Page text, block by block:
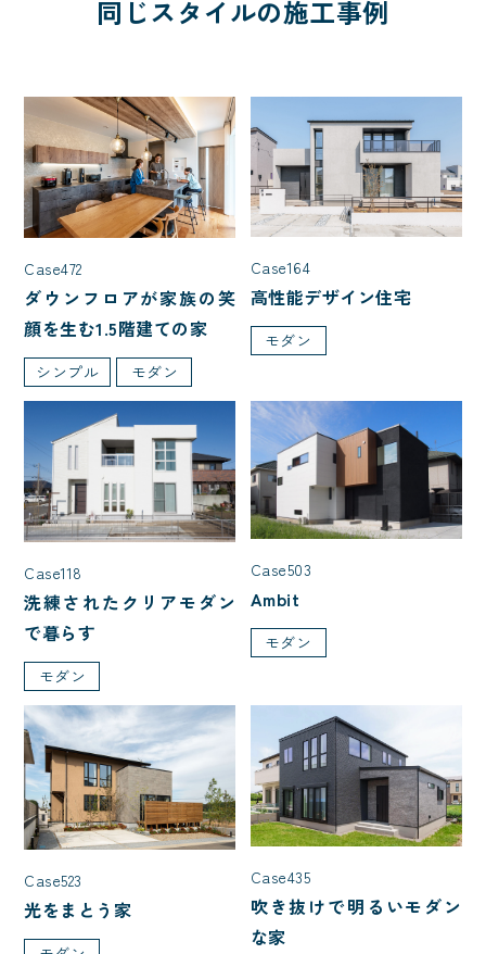
同じスタイルの施工事例
Case472
ダウンフロアが家族の笑
顔を生む1.5階建ての家
シンプル モダン
Case164
高性能デザイン住宅
モダン
Case118
洗練されたクリアモダン
で暮らす
モダン
Case503
Ambit
モダン
Case523
光をまとう家
Case435
吹き抜けで明るいモダン
な家